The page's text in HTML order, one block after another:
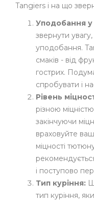
Tangiers і на що
Уподобання у
звернути
уподобання.
смаків - від
гострих.
спробувати і
Рівень
різною
закінчуючи
враховуйте
міцності
і поступово
Тип куріння:
тип куріння,